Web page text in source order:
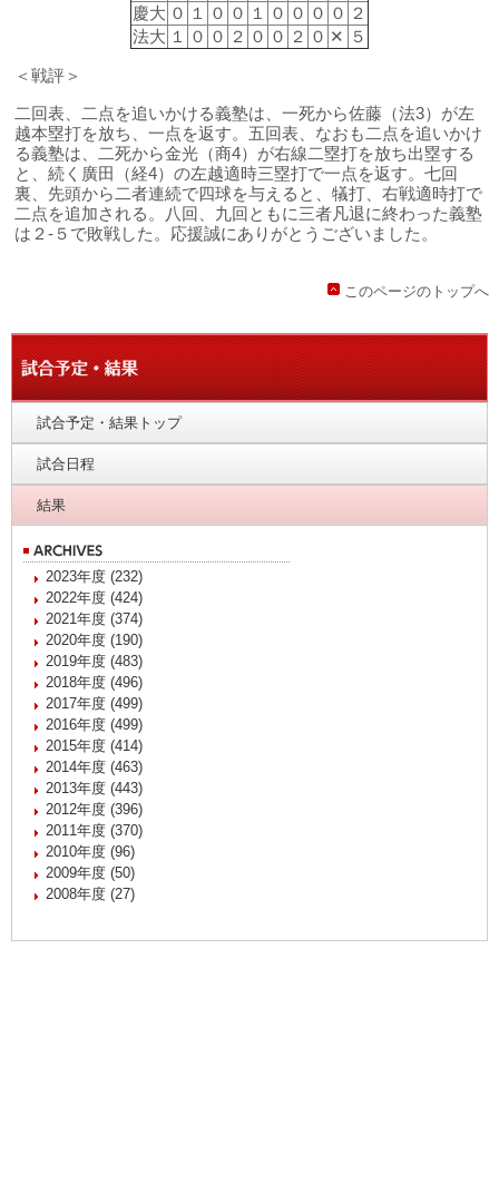
慶大 ０ １ ０ ０ １ ０ ０ ０ ０ ２
法大 １ ０ ０ ２ ０ ０ ２ ０ ✕ ５
＜戦評＞
二回表、二点を追いかける義塾は、一死から佐藤（法3）が左
越本塁打を放ち、一点を返す。五回表、なおも二点を追いかけ
る義塾は、二死から金光（商4）が右線二塁打を放ち出塁する
と、続く廣田（経4）の左越適時三塁打で一点を返す。七回
裏、先頭から二者連続で四球を与えると、犠打、右戦適時打で
二点を追加される。八回、九回ともに三者凡退に終わった義塾
は２-５で敗戦した。応援誠にありがとうございました。
このページのトップへ
試合予定・結果トップ
試合日程
結果
2023年度 (232)
2022年度 (424)
2021年度 (374)
2020年度 (190)
2019年度 (483)
2018年度 (496)
2017年度 (499)
2016年度 (499)
2015年度 (414)
2014年度 (463)
2013年度 (443)
2012年度 (396)
2011年度 (370)
2010年度 (96)
2009年度 (50)
2008年度 (27)